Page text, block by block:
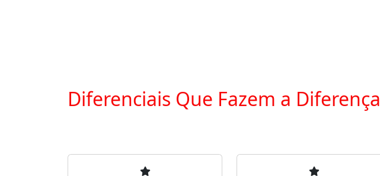
Diferenciais Que Fazem a Diferença